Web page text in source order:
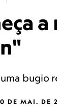
uma bugio
DE MAI. DE